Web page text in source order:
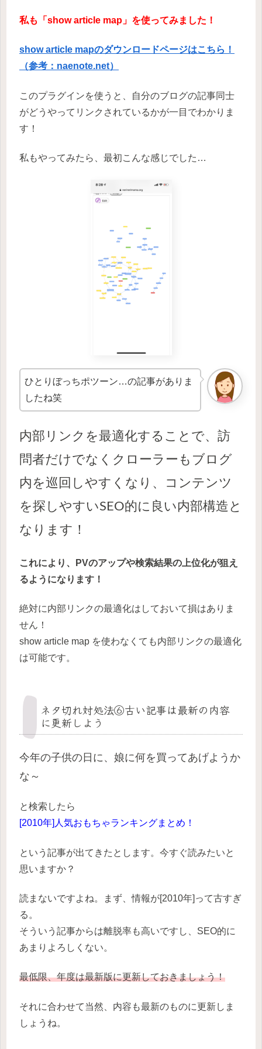
私も「show article map」を使ってみました！
show article mapのダウンロードページはこちら！
（参考：naenote.net）
このプラグインを使うと、自分のブログの記事同士
がどうやってリンクされているかが一目でわかりま
す！
私もやってみたら、最初こんな感じでした…
ひとりぼっちポツーン…の記事がありま
したね笑
内部リンクを最適化することで、訪
問者だけでなくクローラーもブログ
内を巡回しやすくなり、コンテンツ
を探しやすいSEO的に良い内部構造と
なります！
これにより、PVのアップや検索結果の上位化が狙え
るようになります！
絶対に内部リンクの最適化はしておいて損はありま
せん！
show article map を使わなくても内部リンクの最適化
は可能です。
ネタ切れ対処法⑥古い記事は最新の内容
に更新しよう
今年の子供の日に、娘に何を買ってあげようか
な～
と検索したら
[2010年]人気おもちゃランキングまとめ！
という記事が出てきたとします。今すぐ読みたいと
思いますか？
読まないですよね。まず、情報が[2010年]って古すぎ
る。
そういう記事からは離脱率も高いですし、SEO的に
あまりよろしくない。
最低限、年度は最新版に更新しておきましょう！
それに合わせて当然、内容も最新のものに更新しま
しょうね。